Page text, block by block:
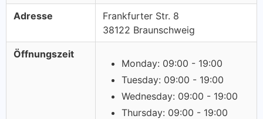
Adresse
Frankfurter Str. 8
38122 Braunschweig
Öffnungszeit
Monday: 09:00 - 19:00
Tuesday: 09:00 - 19:00
Wednesday: 09:00 - 19:00
Thursday: 09:00 - 19:00